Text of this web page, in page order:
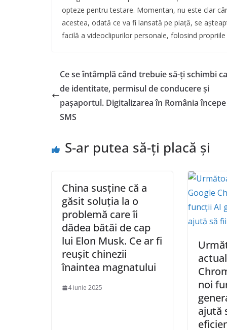
opteze pentru testare. Momentan, nu este clar
acestea, odată ce va fi lansată pe piață, se
facilă a videoclipurilor personale, folosind
Ce se întâmplă când trebuie să-ți schimbi
de identitate, permisul de conducere și
pașaportul. Digitalizarea în România
SMS
S-ar putea să-ți placă și
China susține că a
găsit soluția la o
problemă care îi
dădea bătăi de cap
lui Elon Musk. Ce ar fi
reușit chinezii
înaintea magnatului
4 iunie 2025
noi
ajută